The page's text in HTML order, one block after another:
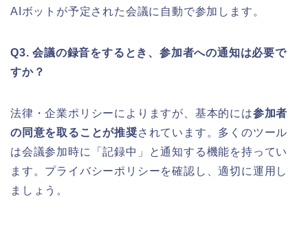
AIボットが予定された会議に自動で参加します。
Q3. 会議の録音をするとき、参加者への通知は必要で
すか？
法律・企業ポリシーによりますが、基本的には参加者
の同意を取ることが推奨されています。多くのツール
は会議参加時に「記録中」と通知する機能を持ってい
ます。プライバシーポリシーを確認し、適切に運用し
ましょう。